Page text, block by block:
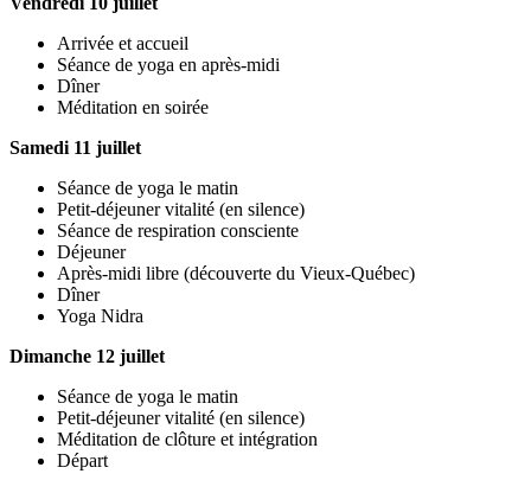
Arrivée et accueil
Séance de yoga en après-midi
Dîner
Méditation en soirée
Samedi 11 juillet
Séance de yoga le matin
Petit-déjeuner vitalité (en silence)
Séance de respiration consciente
Déjeuner
Après-midi libre (découverte du Vieux-Québec)
Dîner
Yoga Nidra
Dimanche 12 juillet
Séance de yoga le matin
Petit-déjeuner vitalité (en silence)
Méditation de clôture et intégration
Départ